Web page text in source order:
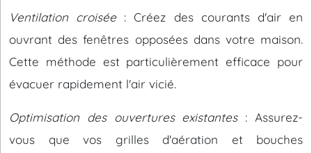
Ventilation croisée : Créez des courants d'air en
ouvrant des fenêtres opposées dans votre maison.
Cette méthode est particulièrement efficace pour
évacuer rapidement l'air vicié.
Optimisation des ouvertures existantes: Assurez-
vous que vos grilles d'aération et bouches